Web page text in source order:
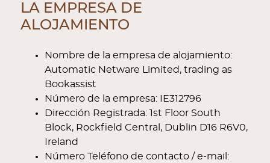
LA EMPRESA DE
ALOJAMIENTO
Nombre de la empresa de alojamiento:
Automatic Netware Limited, trading as
Bookassist
Número de la empresa: IE312796
Dirección Registrada: 1st Floor South
Block, Rockfield Central, Dublin D16 R6V0,
Ireland
Número Teléfono de contacto / e-mail: